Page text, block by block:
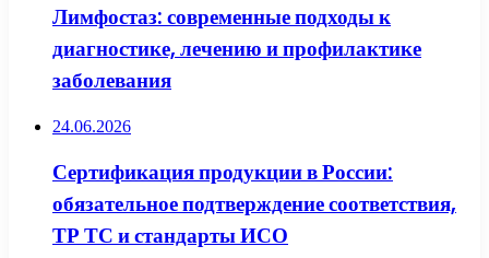
Лимфостаз: современные подходы к
диагностике, лечению и профилактике
заболевания
24.06.2026
Сертификация продукции в России:
обязательное подтверждение соответствия,
ТР ТС и стандарты ИСО